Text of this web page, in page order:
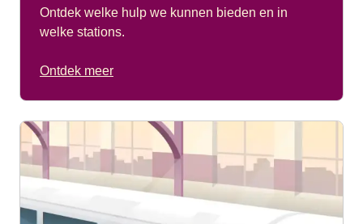
Rolstoeltarieven zijn alleen beschikbaar voor klanten die
rolstoelplaats. Deze plaats is gereserveerd voor reizigers
Onze rolstoelplaatsen voor reizen tussen Frankrijk, België,
Nederland en Duitsland zijn in Eurostar Premier, maar je
betaalt de prijs van een Standard-ticket.
Ontdek welke hulp we kunnen bieden en in
welke stations.
Ontdek meer